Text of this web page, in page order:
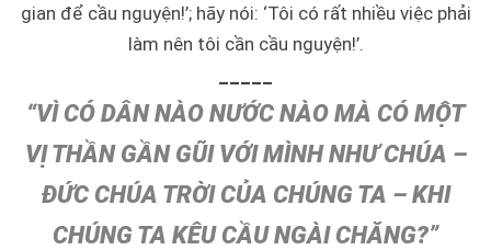
gian để cầu nguyện!’; hãy nói: ‘Tôi có rất nhiều việc phải
làm nên tôi cần cầu nguyện!’.
“VÌ CÓ DÂN NÀO NƯỚC NÀO MÀ CÓ MỘT
VỊ THẦN GẦN GŨI VỚI MÌNH NHƯ CHÚA –
ĐỨC CHÚA TRỜI CỦA CHÚNG TA – KHI
CHÚNG TA KÊU CẦU NGÀI CHĂNG?”